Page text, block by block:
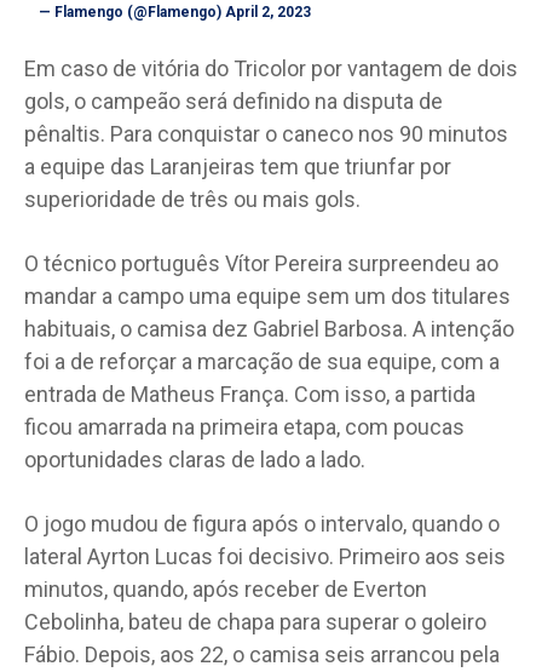
— Flamengo (@Flamengo)April 2, 2023
Em caso de vitória do Tricolor por vantagem de dois
gols, o campeão será definido na disputa de
pênaltis. Para conquistar o caneco nos 90 minutos
a equipe das Laranjeiras tem que triunfar por
superioridade de três ou mais gols.
O técnico português Vítor Pereira surpreendeu ao
mandar a campo uma equipe sem um dos titulares
habituais, o camisa dez Gabriel Barbosa. A intenção
foi a de reforçar a marcação de sua equipe, com a
entrada de Matheus França. Com isso, a partida
ficou amarrada na primeira etapa, com poucas
oportunidades claras de lado a lado.
O jogo mudou de figura após o intervalo, quando o
lateral Ayrton Lucas foi decisivo. Primeiro aos seis
minutos, quando, após receber de Everton
Cebolinha, bateu de chapa para superar o goleiro
Fábio. Depois, aos 22, o camisa seis arrancou pela